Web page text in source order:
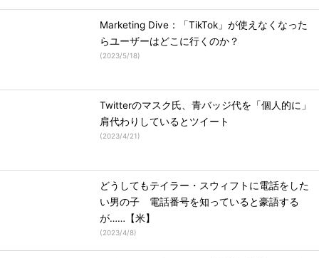
Marketing Dive：「TikTok」が使えなくなった
らユーザーはどこに行くのか？
(2023/5/18)
Twitterのマスク氏、青バッジ代を「個人的に」
肩代わりしているとツイート
(2023/4/21)
どうしてもテイラー・スウィフトに電話をした
い男の子 電話番号を知っていると豪語する
が……【米】
(2023/4/8)